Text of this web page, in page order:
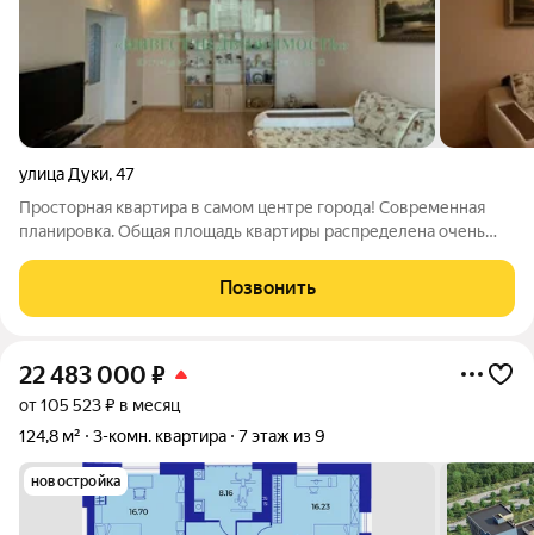
улица Дуки,47
Просторная квартира в самом центре города! Современная
планировка. Общая площадь квартиры распределена очень
спальные комнаты и зал, впечатляющих размеров сан/узел.
Чистый и ухоженный подъезд.
Позвонить
22 483 000 ₽
от 105 523 ₽ в месяц
124,8 м²
3-комн. квартира 7 этаж из 9
новостройка